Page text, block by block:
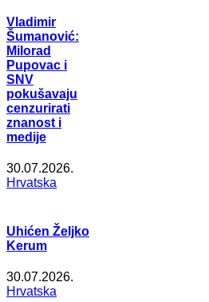
Vladimir
Šumanović:
Milorad
Pupovac i
SNV
pokušavaju
cenzurirati
znanost i
medije
30.07.2026.
Hrvatska
Uhićen Željko
Kerum
30.07.2026.
Hrvatska